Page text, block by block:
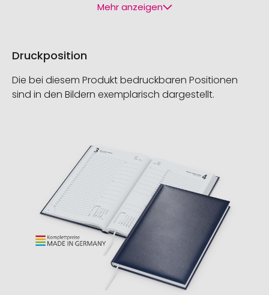
Mehr anzeigen
Druckposition
Die bei diesem Produkt bedruckbaren Positionen
sind in den Bildern exemplarisch dargestellt.